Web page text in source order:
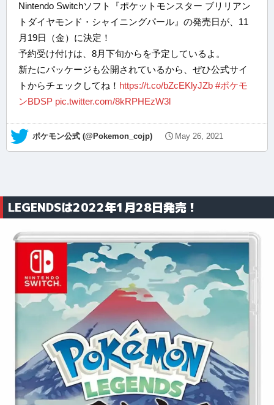
Nintendo Switchソフト『ポケットモンスター ブリリアン
トダイヤモンド・シャイニングパール』の発売日が、11
月19日（金）に決定！
予約受け付けは、8月下旬からを予定しているよ。
新たにパッケージも公開されているから、ぜひ公式サイ
トからチェックしてね！ https://t.co/bZcEKlyJZb #ポケモ
ンBDSP pic.twitter.com/8kRPHEzW3l
— ポケモン公式 (@Pokemon_cojp) May 26, 2021
LEGENDSは2022年1月28日発売！